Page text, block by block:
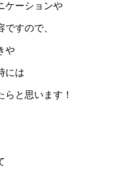
ケーションや
すので、
や
には
と思います！